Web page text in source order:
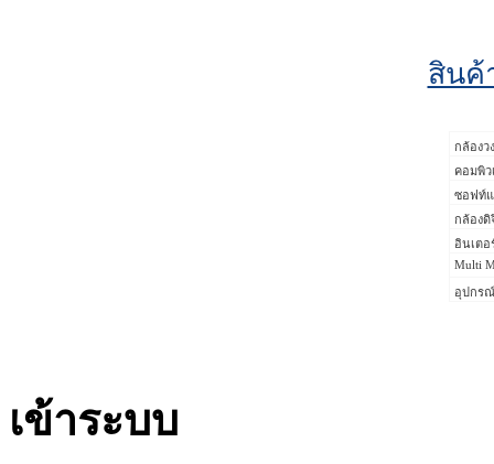
สินค้
กล้องว
คอมพิว
ซอฟท์แ
กล้อง
อินเตอ
Multi
อุปกร
เข้าระบบ